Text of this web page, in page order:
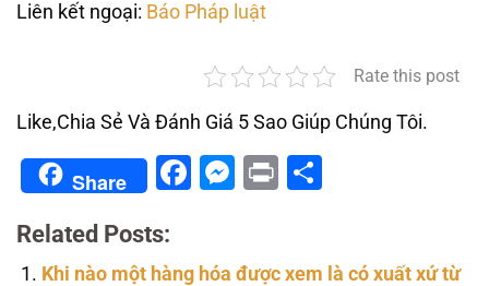
Liên kết ngoại: Báo Pháp luật
Rate this post
Like,Chia Sẻ Và Đánh Giá 5 Sao Giúp Chúng Tôi.
Share Facebook
Messenger
Print
Related Posts:
Khi nào một hàng hóa được xem là có xuất xứ từ